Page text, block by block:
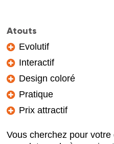
Atouts
Evolutif
Interactif
Design coloré
Pratique
Prix attractif
Vous cherchez pour votre